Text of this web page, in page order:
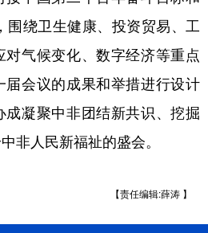
Français عربى
日本語 한국어
围绕卫生健康、投资贸易、工
气候变化、数字经济等重点
会议的成果和举措进行设计
凝聚中非团结新共识、挖掘
非人民新福祉的盛会。
【责任编辑:薛涛 】